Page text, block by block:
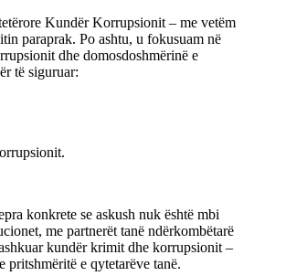
Kundër Korrupsionit – me vetëm
paraprak. Po ashtu, u fokusuam në
dhe domosdoshmërinë e
të siguruar:
konkrete se askush nuk është mbi
me partnerët tanë ndërkombëtarë
kundër krimit dhe korrupsionit –
pritshmëritë e qytetarëve tanë.